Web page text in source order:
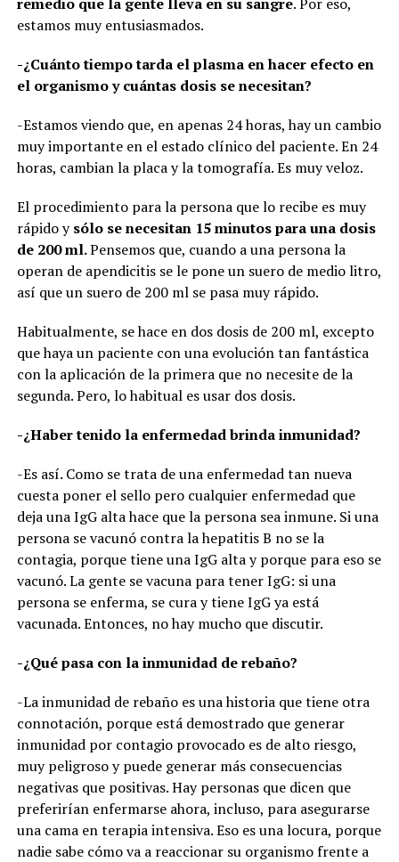
estamos muy entusiasmados.
-¿Cuánto tiempo tarda el plasma en hacer efecto en
el organismo y cuántas dosis se necesitan?
-Estamos viendo que, en apenas 24 horas, hay un cambio
muy importante en el estado clínico del paciente. En 24
horas, cambian la placa y la tomografía. Es muy veloz.
El procedimiento para la persona que lo recibe es muy
rápido ysólo se necesitan 15 minutos para una dosis
de 200 ml.Pensemos que, cuando a una persona la
operan de apendicitis se le pone un suero de medio litro,
así que un suero de 200 ml se pasa muy rápido.
Habitualmente, se hace en dos dosis de 200 ml, excepto
que haya un paciente con una evolución tan fantástica
con la aplicación de la primera que no necesite de la
segunda. Pero, lo habitual es usar dos dosis.
-¿Haber tenido la enfermedad brinda inmunidad?
-Es así. Como se trata de una enfermedad tan nueva
cuesta poner el sello pero cualquier enfermedad que
deja una IgG alta hace que la persona sea inmune. Si una
persona se vacunó contra la hepatitis B no se la
contagia, porque tiene una IgG alta y porque para eso se
vacunó. La gente se vacuna para tener IgG: si una
persona se enferma, se cura y tiene IgG ya está
vacunada. Entonces, no hay mucho que discutir.
-¿Qué pasa con la inmunidad de rebaño?
-La inmunidad de rebaño es una historia que tiene otra
connotación, porque está demostrado que generar
inmunidad por contagio provocado es de alto riesgo,
muy peligroso y puede generar más consecuencias
negativas que positivas. Hay personas que dicen que
preferirían enfermarse ahora, incluso, para asegurarse
una cama en terapia intensiva. Eso es una locura, porque
nadie sabe cómo va a reaccionar su organismo frente a